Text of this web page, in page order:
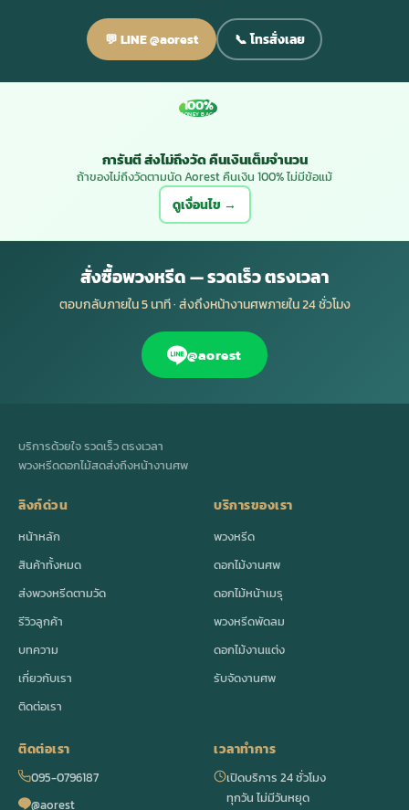
💬 LINE @aorest 📞 โทรสั่งเลย
100%
MONEY BACK
การันตี ส่งไม่ถึงวัด คืนเงินเต็มจำนวน
ถ้าของไม่ถึงวัดตามนัด Aorest คืนเงิน 100% ไม่มีข้อแม้
ดูเงื่อนไข →
สั่งซื้อพวงหรีด — รวดเร็ว ตรงเวลา
ตอบกลับภายใน 5 นาที · ส่งถึงหน้างานศพภายใน 24 ชั่วโมง
@aorest
บริการด้วยใจ รวดเร็ว ตรงเวลา
พวงหรีดดอกไม้สดส่งถึงหน้างานศพ
ลิงก์ด่วน
หน้าหลัก
สินค้าทั้งหมด
ส่งพวงหรีดตามวัด
รีวิวลูกค้า
บทความ
เกี่ยวกับเรา
ติดต่อเรา
บริการของเรา
พวงหรีด
ดอกไม้งานศพ
ดอกไม้หน้าเมรุ
พวงหรีดพัดลม
ดอกไม้งานแต่ง
รับจัดงานศพ
ติดต่อเรา
095-0796187
@aorest
เวลาทำการ
เปิดบริการ 24 ชั่วโมง
ทุกวัน ไม่มีวันหยุด